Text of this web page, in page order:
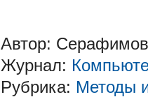
Автор:
Журнал:
Рубрика: Методы